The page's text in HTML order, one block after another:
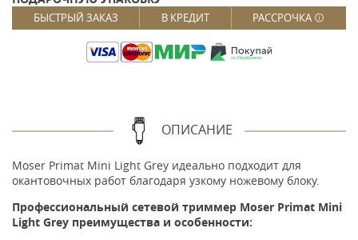
БЫСТРЫЙ ЗАКАЗ В КРЕДИТ РАССРОЧКА
ОПИСАНИЕ
Moser Primat Mini Light Grey идеально подходит для
окантовочных работ благодаря узкому ножевому блоку.
Профессиональный сетевой триммер Moser Primat Mini
Light Grey преимущества и особенности: